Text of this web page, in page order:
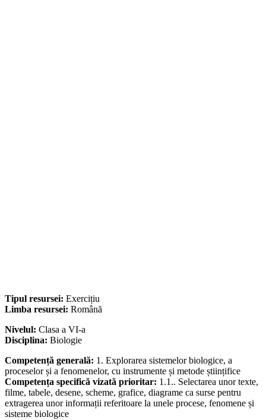
Tipul resursei: Exercițiu
Limba resursei: Română
Nivelul: Clasa a VI-a
Disciplina: Biologie
Competență generală: 1. Explorarea sistemelor biologice, a
proceselor și a fenomenelor, cu instrumente și metode științifice
Competența specifică vizată prioritar: 1.1.. Selectarea unor texte,
filme, tabele, desene, scheme, grafice, diagrame ca surse pentru
extragerea unor informații referitoare la unele procese, fenomene și
sisteme biologice